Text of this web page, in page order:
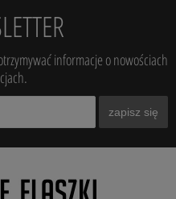
informacje o nowościach
zapisz się